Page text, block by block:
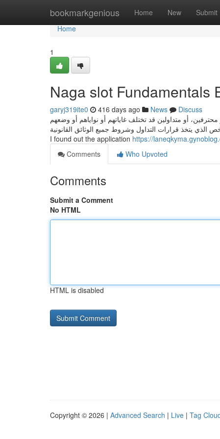
bookmarkgenious Home New Submit
Home
Home
1
Naga slot Fundamentals
garyj319ite0 416 days ago News
Discuss
أو متداولين قد تختلف غاياتهم أو نواياهم أو وضعهم
يتخذ قرارات التداول وشروط جميع الوثائق القانونية.
I found out the application https://
Comments
Who Upvoted
Comments
Submit a Comment
No HTML
HTML is disabled
Copyright © 2026 | Advanced Search | Live | Tag